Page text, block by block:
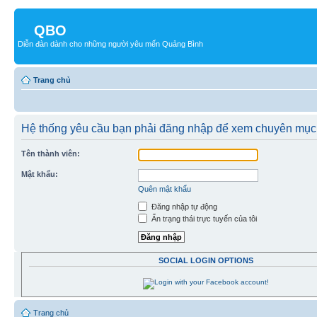
QBO
Diễn đàn dành cho những người yêu mến Quảng Bình
Trang chủ
Hệ thống yêu cầu bạn phải đăng nhập để xem chuyên
Tên thành viên:
Mật khẩu:
Quên mật khẩu
Đăng nhập tự động
Ẩn trạng thái trực tuyến của tôi
SOCIAL LOGIN OPTIONS
Trang chủ